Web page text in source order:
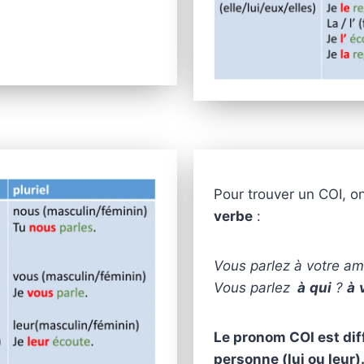
Pour trouver un COI,
verbe :
Vous parlez à votre
Vous parlez à qui ? à
Le pronom COI est
personne (lui ou leur).